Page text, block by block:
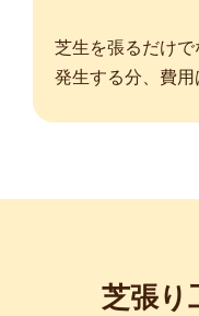
芝生を張るだけ
発生する分、費用
芝張り